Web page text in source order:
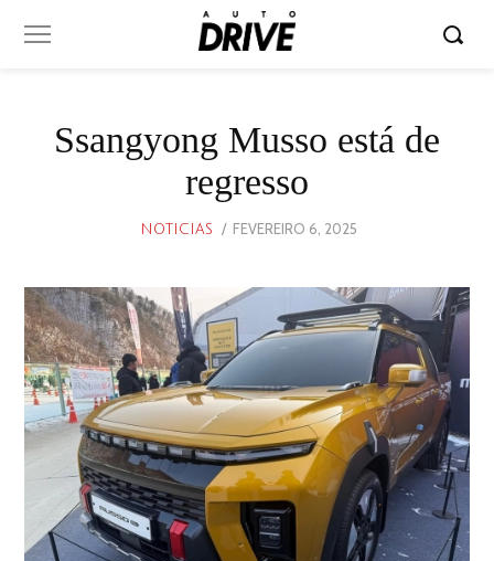
Ssangyong Musso está de
regresso
NOTICIAS
POSTED
FEVEREIRO 6, 2025